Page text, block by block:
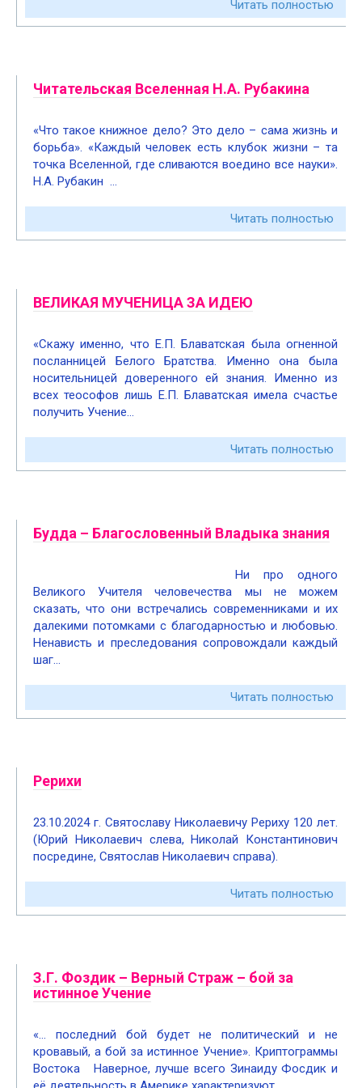
Читать полностью
Читательская Вселенная Н.А. Рубакина
«Что такое книжное дело? Это дело – сама жизнь и
борьба». «Каждый человек есть клубок жизни – та
точка Вселенной, где сливаются воедино все науки».
Н.А. Рубакин …
Читать полностью
ВЕЛИКАЯ МУЧЕНИЦА ЗА ИДЕЮ
«Скажу именно, что Е.П. Блаватская была огненной
посланницей Белого Братства. Именно она была
носительницей доверенного ей знания. Именно из
всех теософов лишь Е.П. Блаватская имела счастье
получить Учение…
Читать полностью
Будда – Благословенный Владыка знания
Ни про одного
Великого Учителя человечества мы не можем
сказать, что они встречались современниками и их
далекими потомками с благодарностью и любовью.
Ненависть и преследования сопровождали каждый
шаг…
Читать полностью
Рерихи
23.10.2024 г. Святославу Николаевичу Рериху 120 лет.
(Юрий Николаевич слева, Николай Константинович
посредине, Святослав Николаевич справа).
Читать полностью
З.Г. Фоздик – Верный Страж – бой за
истинное Учение
«… последний бой будет не политический и не
кровавый, а бой за истинное Учение». Криптограммы
Востока Наверное, лучше всего Зинаиду Фосдик и